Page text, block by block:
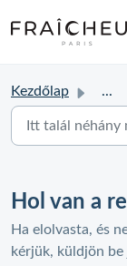
Kezdőlap ...
Hol van a
Ha elolvasta, és
kérjük, küldjön be